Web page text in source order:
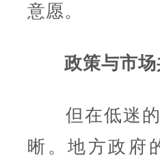
意愿。
政策与市场
但在低迷的
晰。地方政府